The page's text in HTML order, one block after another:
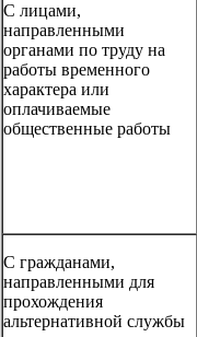
С лицами,
направленными
органами по труду на
работы временного
характера или
оплачиваемые
общественные работы
С гражданами,
направленными для
прохождения
альтернативной службы